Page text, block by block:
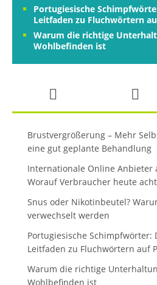
Portugiesische
Leitfaden zu Fluchwörtern
Warum die richtige
Wohlbefinden ist
Brustvergrößerung – Mehr
eine gut geplante Behandlung
Internationale Online Anbieter
Worauf Verbraucher heute
Snus oder Nikotinbeutel?
verwechselt werden
Portugiesische Schimpfwörter:
Leitfaden zu Fluchwörtern auf
Warum die richtige
Wohlbefinden ist